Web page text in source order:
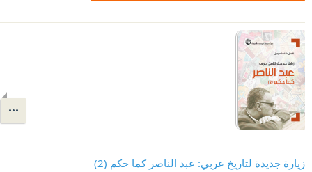
زيارة جديدة لتاريخ عربي: عبد الناصر كما حكم (2)